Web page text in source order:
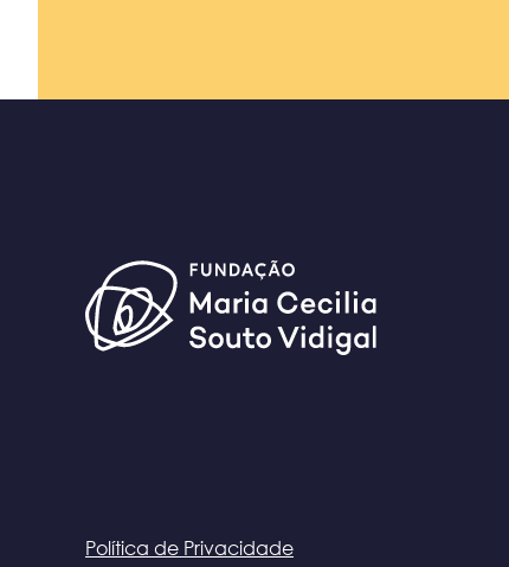
Política de Privacidade